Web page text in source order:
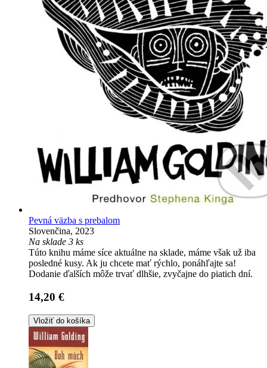
Pevná väzba s prebalom
Slovenčina, 2023
Na sklade 3 ks
Túto knihu máme síce aktuálne na sklade, máme však už iba
posledné kusy. Ak ju chcete mať rýchlo, ponáhľajte sa!
Dodanie ďalších môže trvať dlhšie, zvyčajne do piatich dní.
14,20 €
Vložiť do košíka